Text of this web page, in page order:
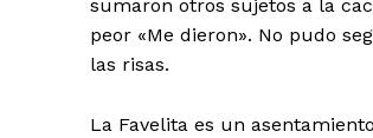
sumaron otros sujetos a la
peor «Me dieron». No pudo
las risas.
La Favelita es un